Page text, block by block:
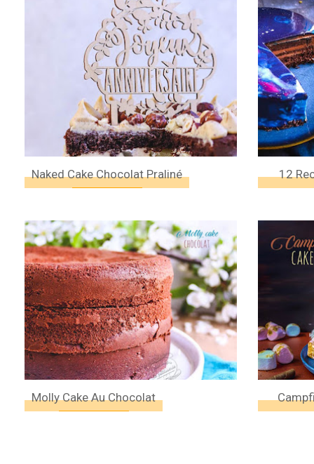
Naked Cake Chocolat Praliné 12
Molly Cake Au Chocolat